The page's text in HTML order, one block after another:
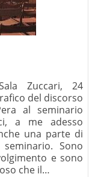
Zuccari, 24
del discorso
al seminario
a me adesso
una parte di
Sono
e sono
che il…